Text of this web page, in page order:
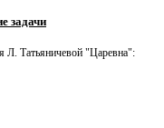
задачи
Л. Татьяничевой "Царевна":